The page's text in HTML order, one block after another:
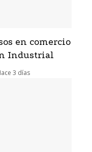
en comercio
Industrial
3 días